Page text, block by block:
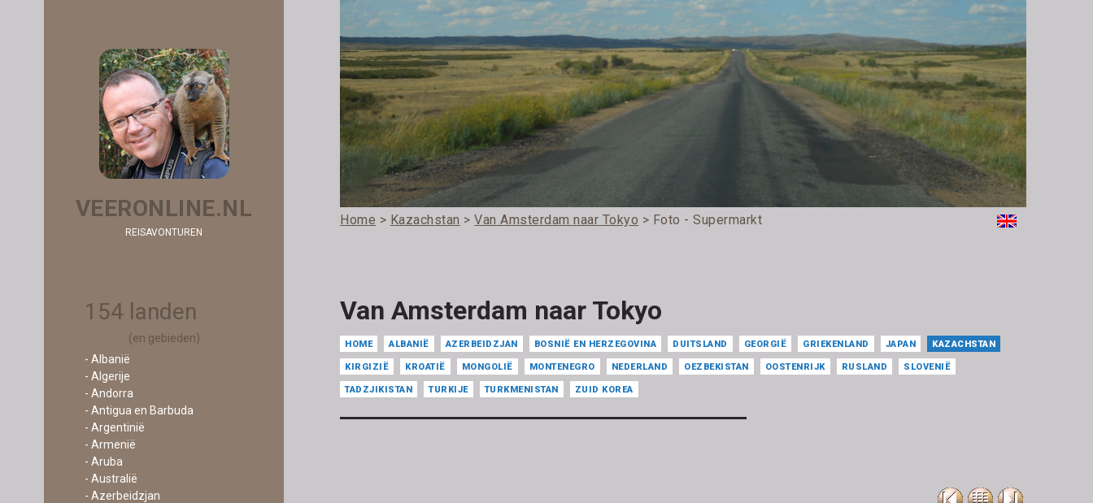
VEERONLINE.NL
REISAVONTUREN
154 landen
(en gebieden)
- Albanië
- Algerije
- Andorra
- Antigua en Barbuda
- Argentinië
- Armenië
- Aruba
- Australië
- Azerbeidzjan
Home > Kazachstan >Van Amsterdam naar Tokyo > Foto - Supermarkt
Van Amsterdam naar Tokyo
HOME ALBANIË AZERBEIDZJAN BOSNIË EN HERZEGOVINA DUITSLAND GEORGIË GRIEKENLAND JAPAN KAZACHSTAN
KIRGIZIË KROATIË MONGOLIË MONTENEGRO NEDERLAND OEZBEKISTAN OOSTENRIJK RUSLAND SLOVENIË
TADZJIKISTAN TURKIJE TURKMENISTAN ZUID KOREA